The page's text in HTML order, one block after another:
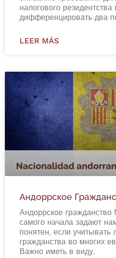
налогового
дифференцировать два
LEER MÁS
Андоррское
Андоррское гражданство
самого начала задают
понятен, если учитывать
гражданства во многих
Важно иметь в виду,